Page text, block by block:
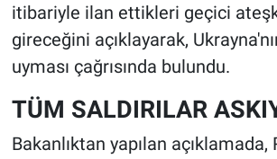
itibariyle ilan ettikleri geçici
gireceğini açıklayarak,
uyması çağrısında bulundu.
TÜM SALDIRILAR
Bakanlıktan yapılan açıklamada,